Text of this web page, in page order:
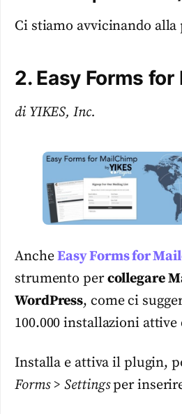
Ci stiamo avvicinando
2. Easy Forms
di YIKES, Inc.
AncheEasy Forms for
strumento percollegare
WordPress, come ci
100.000 installazioni
Installa e attiva il plugin,
Forms > Settingsper